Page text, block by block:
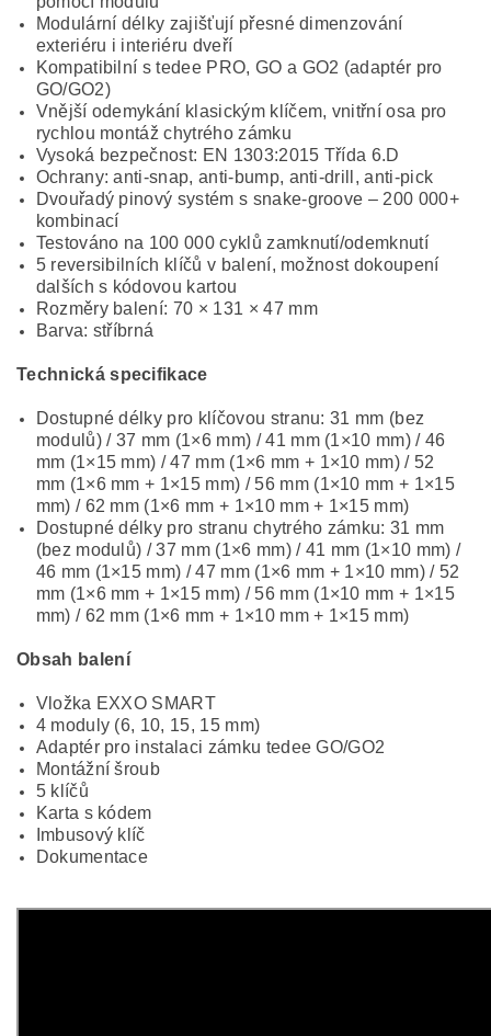
Modulární délky zajišťují přesné dimenzování
exteriéru i interiéru dveří
Kompatibilní s tedee PRO, GO a GO2 (adaptér pro
GO/GO2)
Vnější odemykání klasickým klíčem, vnitřní osa pro
rychlou montáž chytrého zámku
Vysoká bezpečnost: EN 1303:2015 Třída 6.D
Ochrany: anti-snap, anti-bump, anti-drill, anti-pick
Dvouřadý pinový systém s snake-groove – 200 000+
kombinací
Testováno na 100 000 cyklů zamknutí/odemknutí
5 reversibilních klíčů v balení, možnost dokoupení
dalších s kódovou kartou
Rozměry balení: 70 × 131 × 47 mm
Barva: stříbrná
Technická specifikace
Dostupné délky pro klíčovou stranu: 31 mm (bez
modulů) / 37 mm (1×6 mm) / 41 mm (1×10 mm) / 46
mm (1×15 mm) / 47 mm (1×6 mm + 1×10 mm) / 52
mm (1×6 mm + 1×15 mm) / 56 mm (1×10 mm + 1×15
mm) / 62 mm (1×6 mm + 1×10 mm + 1×15 mm)
Dostupné délky pro stranu chytrého zámku: 31 mm
(bez modulů) / 37 mm (1×6 mm) / 41 mm (1×10 mm) /
46 mm (1×15 mm) / 47 mm (1×6 mm + 1×10 mm) / 52
mm (1×6 mm + 1×15 mm) / 56 mm (1×10 mm + 1×15
mm) / 62 mm (1×6 mm + 1×10 mm + 1×15 mm)
Obsah balení
Vložka EXXO SMART
4 moduly (6, 10, 15, 15 mm)
Adaptér pro instalaci zámku tedee GO/GO2
Montážní šroub
5 klíčů
Karta s kódem
Imbusový klíč
Dokumentace